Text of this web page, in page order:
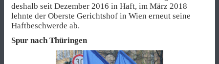
deshalb seit Dezember 2016 in Haft, im März 2018
lehnte der Oberste Gerichtshof in Wien erneut seine
Haftbeschwerde ab.
Spur nach Thüringen